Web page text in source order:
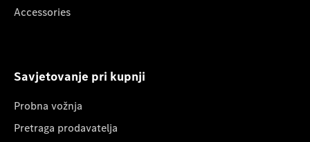
Accessories
Savjetovanje pri kupnji
Probna vožnja
Pretraga prodavatelja